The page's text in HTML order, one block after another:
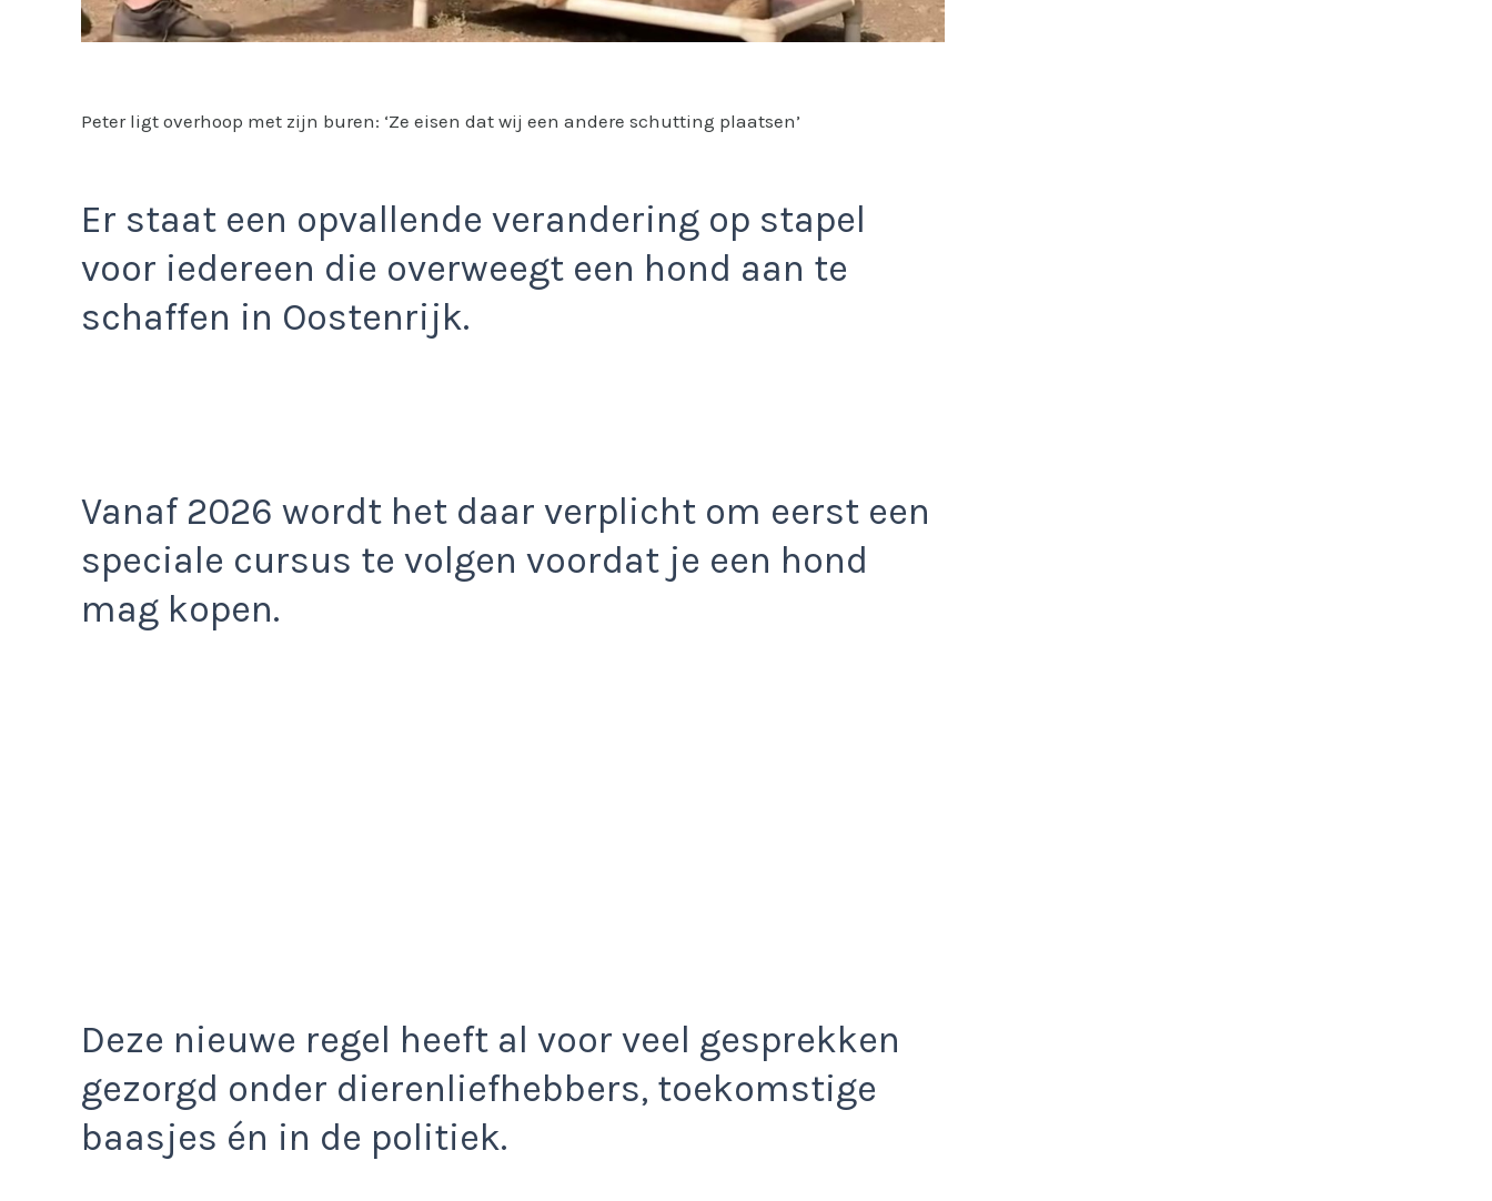
Peter ligt overhoop met zijn buren: ‘Ze eisen dat wij een andere schutting plaatsen’
Er staat een opvallende verandering op stapel
voor iedereen die overweegt een hond aan te
schaffen in Oostenrijk.
Vanaf 2026 wordt het daar verplicht om eerst een
speciale cursus te volgen voordat je een hond
mag kopen.
Deze nieuwe regel heeft al voor veel gesprekken
gezorgd onder dierenliefhebbers, toekomstige
baasjes én in de politiek.